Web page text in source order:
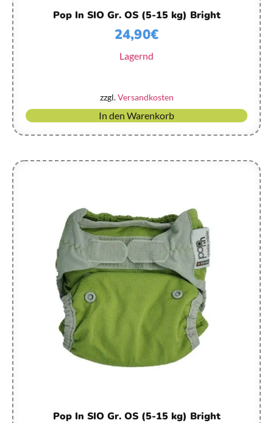
Pop In SIO Gr. OS (5-15 kg) Bright
24,90€
Lagernd
zzgl.Versandkosten
In den Warenkorb
Pop In SIO Gr. OS (5-15 kg) Bright